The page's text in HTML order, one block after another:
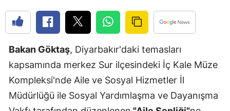
Erzurum
Gaziantep
Gümüşhane
Bakan Göktaş, Diyarbakır'daki temasları
kapsamında merkez Sur ilçesindeki İç Kale Müze
Kompleksi'nde Aile ve Sosyal Hizmetler İl
Müdürlüğü ile Sosyal Yardımlaşma ve Dayanışma